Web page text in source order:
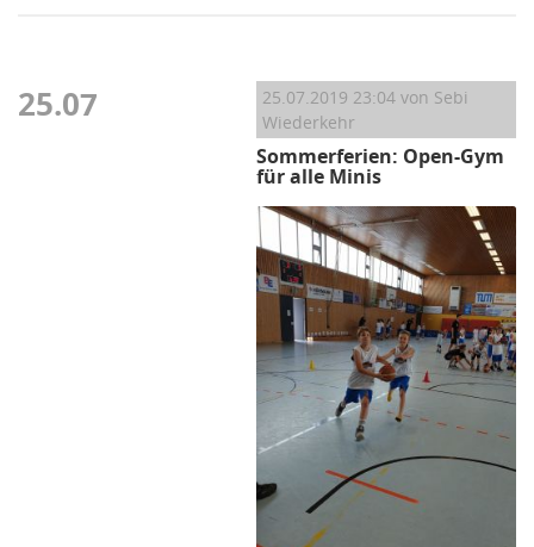
25.07 25.07.2019 23:04 von Sebi
Wiederkehr
Sommerferien: Open-Gym
für alle Minis